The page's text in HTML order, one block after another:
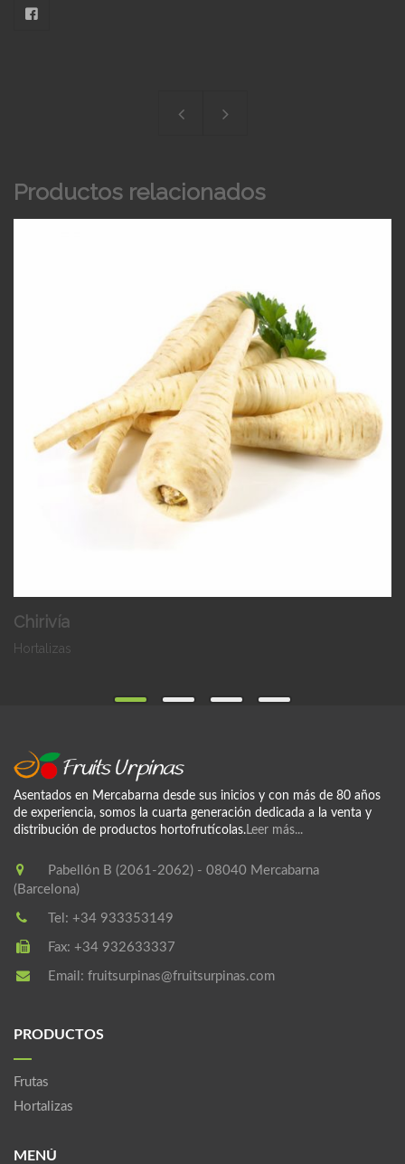
Productos relacionados
Chirivía
Hortalizas
Asentados en Mercabarna desde sus inicios y con más de 80 años
de experiencia, somos la cuarta generación dedicada a la venta y
distribución de productos hortofrutícolas. Leer más...
Pabellón B (2061-2062) - 08040 Mercabarna
(Barcelona)
Tel: +34 933353149
Fax: +34 932633337
Email: fruitsurpinas@fruitsurpinas.com
PRODUCTOS
Frutas
Hortalizas
MENÚ